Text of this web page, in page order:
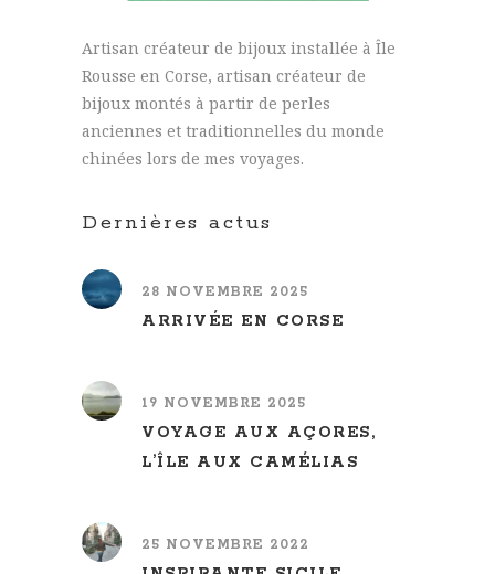
Artisan créateur de bijoux installée à Île
Rousse en Corse, artisan créateur de
bijoux montés à partir de perles
anciennes et traditionnelles du monde
chinées lors de mes voyages.
Dernières actus
28 NOVEMBRE 2025
ARRIVÉE EN CORSE
19 NOVEMBRE 2025
VOYAGE AUX AÇORES,
L’ÎLE AUX CAMÉLIAS
25 NOVEMBRE 2022